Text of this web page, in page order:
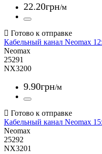
22.20грн/м
Кабельный канал Neomax
Neomax
25291
NX3200
9.90грн/м
Кабельный канал Neomax
Neomax
25292
NX3201